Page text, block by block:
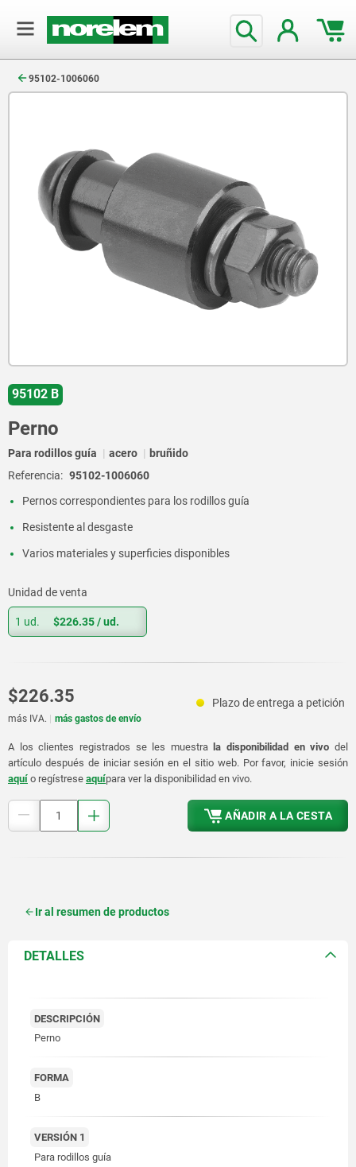
95102-1006060
95102 B
Perno
Para rodillos guía acero
bruñido
Referencia: 95102-1006060
Pernos correspondientes para los rodillos guía
Resistente al desgaste
Varios materiales y superficies disponibles
Unidad de venta
1 ud. $226.35/ ud.
$226.35 Plazo de entrega a petición
más IVA. más gastos de envío
A los clientes registrados se les muestrala disponibilidad en vivo del
artículo después de iniciar sesión en el sitio web. Por favor, inicie sesión
aquí o regístrese aquípara ver la disponibilidad en vivo.
AÑADIR A LA CESTA
Ir al resumen de productos
DETALLES
DESCRIPCIÓN
Perno
FORMA
B
VERSIÓN 1
Para rodillos guía